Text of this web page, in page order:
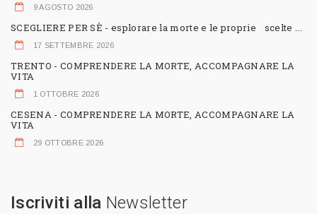
9 AGOSTO 2026
SCEGLIERE PER SÈ - esplorare la morte e le proprie scelte ...
17 SETTEMBRE 2026
TRENTO - COMPRENDERE LA MORTE, ACCOMPAGNARE LA
VITA
1 OTTOBRE 2026
CESENA - COMPRENDERE LA MORTE, ACCOMPAGNARE LA
VITA
29 OTTOBRE 2026
Iscriviti alla Newsletter